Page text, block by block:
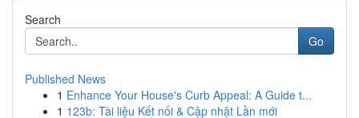
Search
Go
Published News
1 Enhance Your House's Curb Appeal: A Guide t...
1 123b: Tài liệu Kết nối & Cập nhật Lần mới